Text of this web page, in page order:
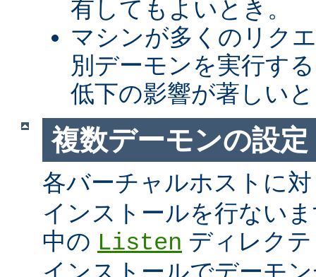
有してもよいとき。
マシンが多くのリク
別デーモンを実行す
低下の影響が著しい
複数デーモンの設定
各バーチャルホストに
インストールを行ない
中の Listen ディレク